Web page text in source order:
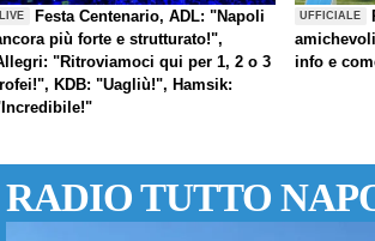
LIVE
Festa Centenario, ADL: "Napoli
più forte e strutturato!",
"Ritroviamoci qui per 1, 2 o 3
KDB: "Uagliù!", Hamsik:
UFFICIALE
info e
RADIO TUTTO